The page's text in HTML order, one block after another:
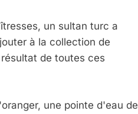
un sultan turc a
à la collection de
de toutes ces
une pointe d'eau de